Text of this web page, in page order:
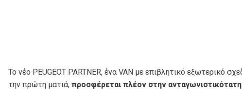
Το νέο PEUGEOT PARTNER, ένα VAN με επιβλητικό εξωτερικό
την πρώτη ματιά, προσφέρεται πλέον στην